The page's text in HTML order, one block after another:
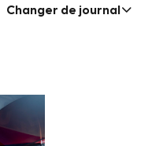
Changer de journal